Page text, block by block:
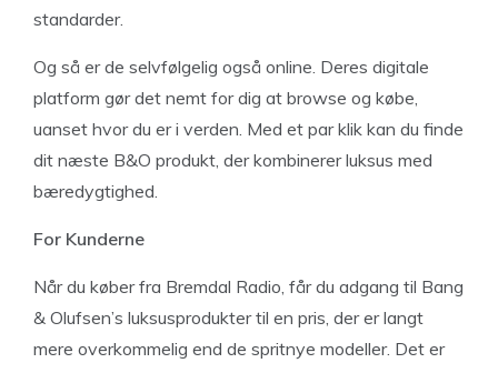
standarder.
Og så er de selvfølgelig også online. Deres digitale
platform gør det nemt for dig at browse og købe,
uanset hvor du er i verden. Med et par klik kan du finde
dit næste B&O produkt, der kombinerer luksus med
bæredygtighed.
For Kunderne
Når du køber fra Bremdal Radio, får du adgang til Bang
& Olufsen’s luksusprodukter til en pris, der er langt
mere overkommelig end de spritnye modeller. Det er